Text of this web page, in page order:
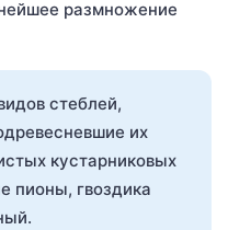
размножение
стеблей,
их
кустарниковых
пионы, гвоздика